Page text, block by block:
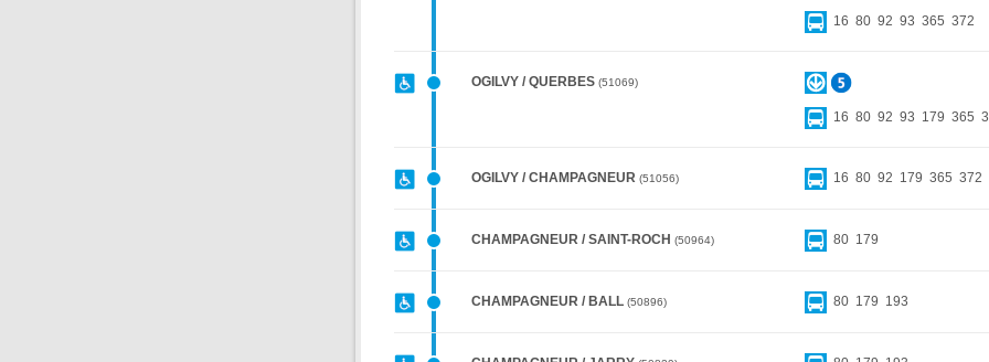
16 80 92 93 365 372
OGILVY / QUERBES 51069
16 80 92 93 179 365
OGILVY / CHAMPAGNEUR 51056 16 80 92 179 365 372
CHAMPAGNEUR / SAINT-ROCH 50964 80 179
CHAMPAGNEUR / BALL 50896 80 179 193